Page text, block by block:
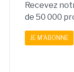
Recevez
de 50 000
JE M'ABONNE